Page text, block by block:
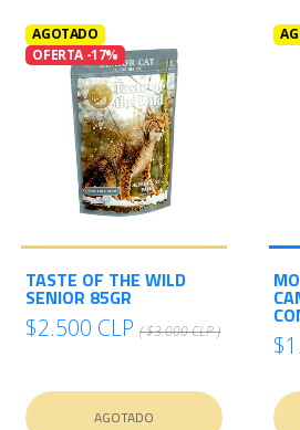
AGOTADO
OFERTA -17%
TASTE OF THE WILD
SENIOR 85GR
$2.500 CLP ( $3.000 CLP )
AGOTADO